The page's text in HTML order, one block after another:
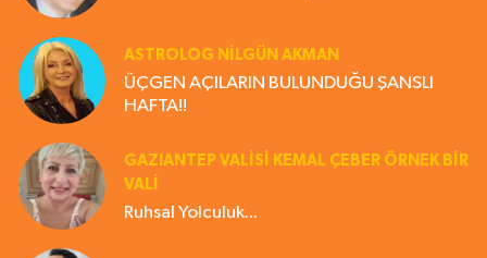
ASTROLOG NILGÜN AKMAN
ÜÇGEN AÇILARIN BULUNDUĞU ŞANSLI
HAFTA!!
GAZIANTEP VALISI KEMAL ÇEBER ÖRNEK BİR
VALİ
Ruhsal Yolculuk...